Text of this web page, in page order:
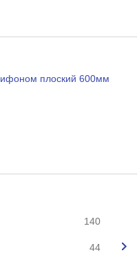
плоский 600мм
140
44